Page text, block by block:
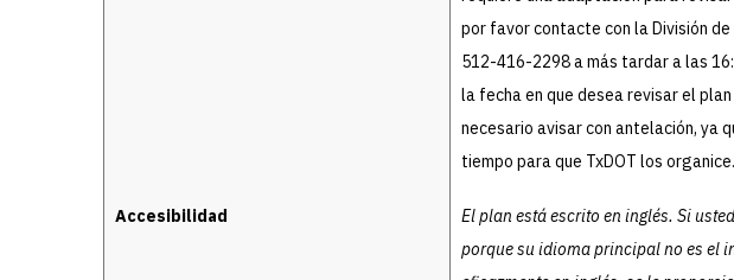
Accesibilidad
por favor contacte con la División
512-416-2298 a más tardar a las
la fecha en que desea revisar el
necesario avisar con antelación, ya
tiempo para que TxDOT los organice.
El plan está escrito en inglés. Si
porque su idioma principal no es el